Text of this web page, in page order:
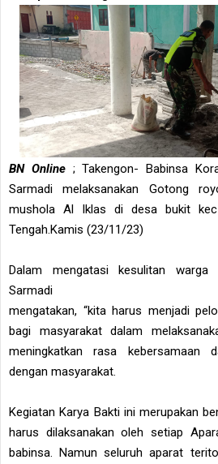
BN Online; Takengon- Babinsa
Sarmadi melaksanakan Gotong
mushola Al Iklas di desa bukit kec
Tengah.Kamis (23/11/23)
Dalam mengatasi kesulitan warga
Sarmadi
mengatakan, “kita harus menjadi
bagi masyarakat dalam
meningkatkan rasa kebersamaan
dengan masyarakat.
Kegiatan Karya Bakti ini merupakan
harus dilaksanakan oleh setiap
babinsa. Namun seluruh aparat